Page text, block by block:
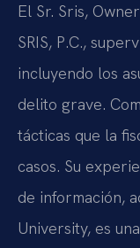
El Sr. Sris,
SRIS, P.C.,
incluyendo los
delito grave.
tácticas que la
casos. Su
de información,
University, es